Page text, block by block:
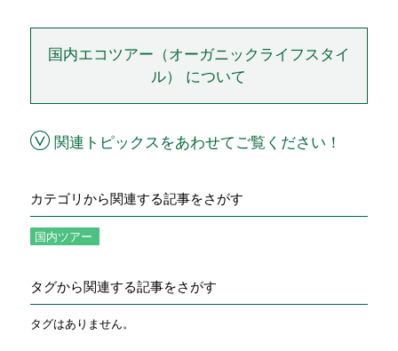
国内エコツアー（オーガニックライフスタイ
ル） について
関連トピックスをあわせてご覧ください！
カテゴリから関連する記事をさがす
国内ツアー
タグから関連する記事をさがす
タグはありません。